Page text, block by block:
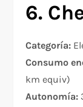
6.
Categoría:
Consumo
km equiv)
Autonomía: